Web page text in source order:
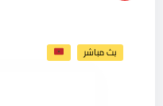
بث مباشر